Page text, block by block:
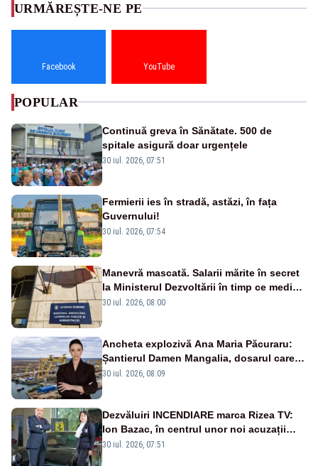
URMĂREȘTE-NE PE
Facebook YouTube
POPULAR
Continuă greva în Sănătate. 500 de
spitale asigură doar urgențele
30 iul. 2026, 07:51
Fermierii ies în stradă, astăzi, în fața
Guvernului!
30 iul. 2026, 07:54
Manevră mascată. Salarii mărite în secret
la Ministerul Dezvoltării în timp ce medicii
ies în stradă
30 iul. 2026, 08:00
Ancheta explozivă Ana Maria Păcuraru:
Șantierul Damen Mangalia, dosarul care
scufundă apărarea României
30 iul. 2026, 08:09
Dezvăluiri INCENDIARE marca Rizea TV:
Ion Bazac, în centrul unor noi acuzații
publice
30 iul. 2026, 07:51